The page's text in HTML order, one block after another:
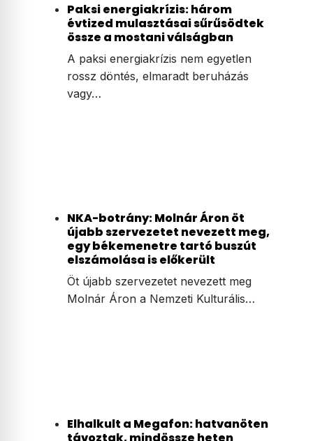
Paksi energiakrízis: három
évtized mulasztásai sűrűsödtek
össze a mostani válságban
A paksi energiakrízis nem egyetlen
rossz döntés, elmaradt beruházás
vagy…
NKA-botrány: Molnár Áron öt
újabb szervezetet nevezett meg,
egy békemenetre tartó buszút
elszámolása is előkerült
Öt újabb szervezetet nevezett meg
Molnár Áron a Nemzeti Kulturális…
Elhalkult a Megafon: hatvanöten
távoztak, mindössze heten